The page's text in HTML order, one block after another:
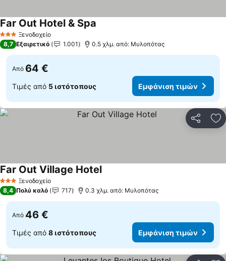
3 ΑστέριαΞενοδοχείο
Far Out Hotel & Spa
8,7 Εξαιρετικό 1.001 0.5 χλμ. από: Μυλοπότας
Από 64 €
Τιμές από 5 ιστότοπους Εμφάνιση τιμών
3 ΑστέριαΞενοδοχείο
Far Out Village HotelΕμφάνιση τιμών
8,4 Πολύ καλό 717 0.3 χλμ. από: Μυλοπότας
Από 46 €
Τιμές από 8 ιστότοπους Εμφάνιση τιμών